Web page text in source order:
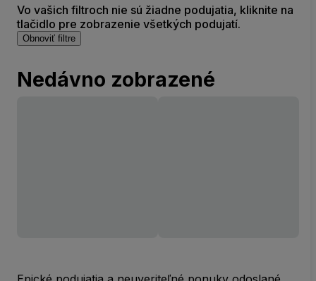
Vo vašich filtroch nie sú žiadne podujatia, kliknite na
tlačidlo pre zobrazenie všetkých podujatí.
Obnoviť filtre
Nedávno zobrazené